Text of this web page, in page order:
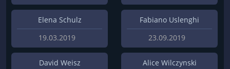
Elena Schulz
19.03.2019
Fabiano Uslenghi
23.09.2019
David Weisz
Alice Wilczynski